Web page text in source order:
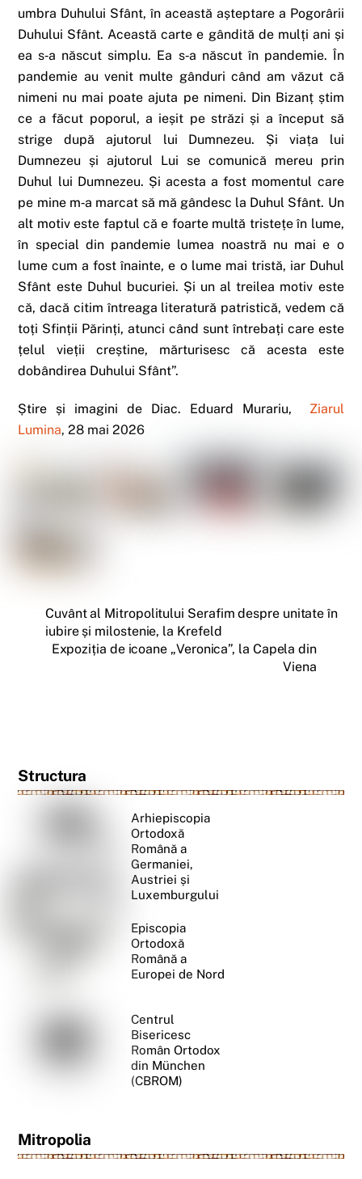
umbra Duhului Sfânt, în această așteptare a Pogorârii
Duhului Sfânt. Această carte e gândită de mulți ani și
ea s‑a născut simplu. Ea s‑a născut în pandemie. În
pandemie au venit multe gânduri când am văzut că
nimeni nu mai poate ajuta pe nimeni. Din Bizanț știm
ce a făcut poporul, a ieșit pe străzi și a început să
strige după ajutorul lui Dumnezeu. Și viața lui
Dumnezeu și ajutorul Lui se comunică mereu prin
Duhul lui Dumnezeu. Și acesta a fost momentul care
pe mine m‑a marcat să mă gândesc la Duhul Sfânt. Un
alt motiv este faptul că e foarte multă tristețe în lume,
în special din pandemie lumea noastră nu mai e o
lume cum a fost înainte, e o lume mai tristă, iar Duhul
Sfânt este Duhul bucuriei. Și un al treilea motiv este
că, dacă citim întreaga literatură patristică, vedem că
toți Sfinții Părinți, atunci când sunt întrebați care este
țelul vieții creștine, mărturisesc că acesta este
dobândirea Duhului Sfânt”.
Știre și imagini de Diac. Eduard Murariu, Ziarul
Lumina, 28 mai 2026
Cuvânt al Mitropolitului Serafim despre unitate în
iubire și milostenie, la Krefeld
Expoziția de icoane „Veronica”, la Capela din
Viena
Structura
Arhiepiscopia
Ortodoxă
Română a
Germaniei,
Austriei și
Luxemburgului
Episcopia
Ortodoxă
Română a
Europei de Nord
Centrul
Bisericesc
Român Ortodox
din München
(CBROM)
Mitropolia